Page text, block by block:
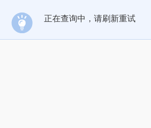
正在查询中，请刷新重试